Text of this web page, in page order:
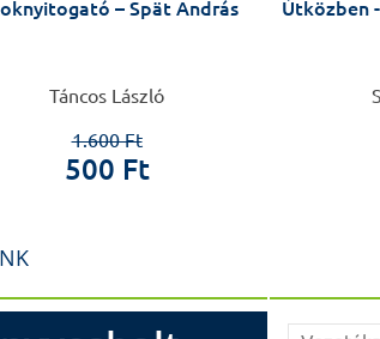
– Spät András
Táncos László
1.600 Ft
500 Ft
Útközben